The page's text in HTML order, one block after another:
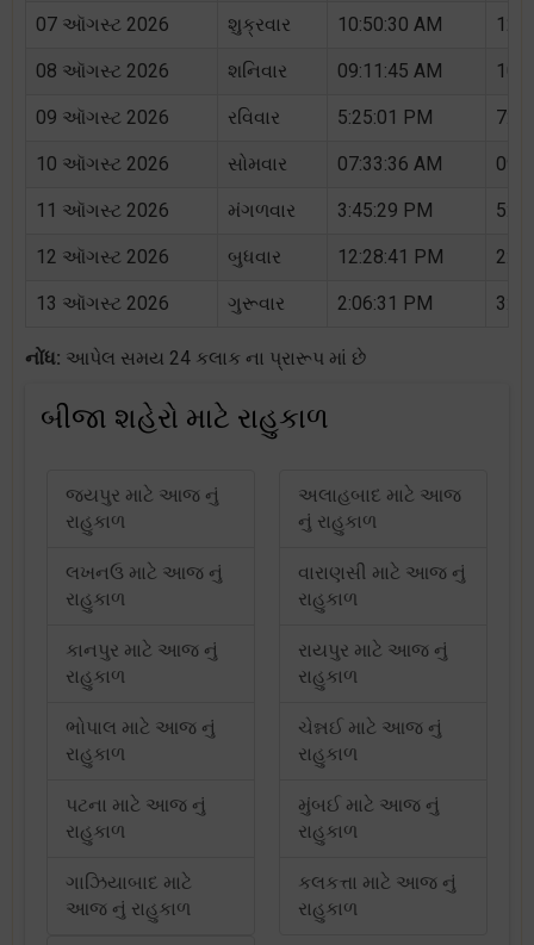
07 ઑગસ્ટ 2026 શુક્રવાર 10:50:30 AM
08 ઑગસ્ટ 2026 શનિવાર 09:11:45 AM
09 ઑગસ્ટ 2026 રવિવાર 5:25:01 PM
10 ઑગસ્ટ 2026 સોમવાર 07:33:36 AM
11 ઑગસ્ટ 2026 મંગળવાર 3:45:29 PM
12 ઑગસ્ટ 2026 બુધવાર 12:28:41 PM
13 ઑગસ્ટ 2026 ગુરૂવાર 2:06:31 PM
નોંધ: આપેલ સમય 24 કલાક ના પ્રારૂપ માં છે
બીજા શહેરો માટે રાહુકાળ
જયપુર માટે આજ નું
રાહુકાળ
લખનઉ માટે આજ નું
રાહુકાળ
કાનપુર માટે આજ નું
રાહુકાળ
ભોપાલ માટે આજ નું
રાહુકાળ
પટના માટે આજ નું
રાહુકાળ
ગાઝિયાબાદ માટે
આજ નું રાહુકાળ
અલાહબાદ માટે આજ
નું રાહુકાળ
વારાણસી માટે આજ નું
રાહુકાળ
રાયપુર માટે આજ નું
રાહુકાળ
ચેન્નઈ માટે આજ નું
રાહુકાળ
મુંબઈ માટે આજ નું
રાહુકાળ
કલકત્તા માટે આજ નું
રાહુકાળ